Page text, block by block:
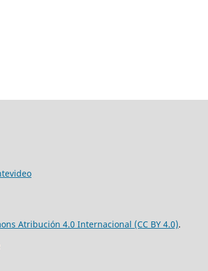
Atribución 4.0 Internacional (CC BY 4.0).